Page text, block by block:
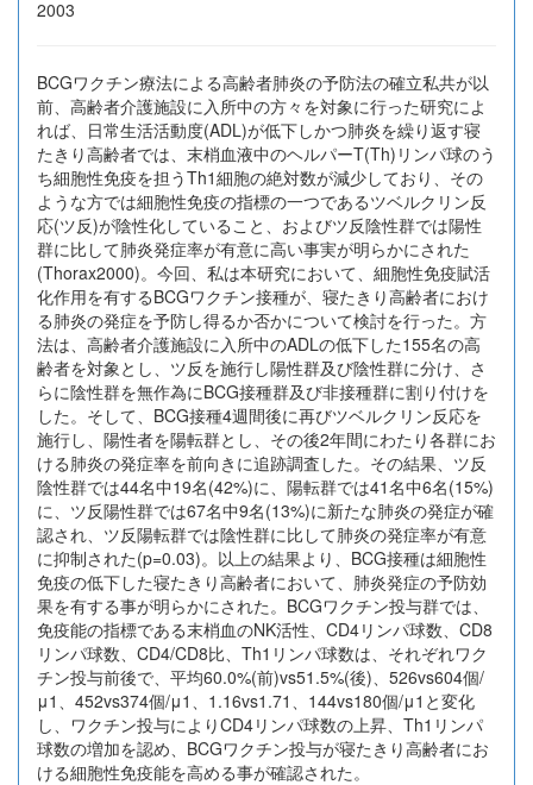
2003
BCGワクチン療法による高齢者肺炎の予防法の確立私共が以
前、高齢者介護施設に入所中の方々を対象に行った研究によ
れば、日常生活活動度(ADL)が低下しかつ肺炎を繰り返す寝
たきり高齢者では、末梢血液中のヘルパーT(Th)リンパ球のう
ち細胞性免疫を担うTh1細胞の絶対数が減少しており、その
ような方では細胞性免疫の指標の一つであるツベルクリン反
応(ツ反)が陰性化していること、およびツ反陰性群では陽性
群に比して肺炎発症率が有意に高い事実が明らかにされた
(Thorax2000)。今回、私は本研究において、細胞性免疫賦活
化作用を有するBCGワクチン接種が、寝たきり高齢者におけ
る肺炎の発症を予防し得るか否かについて検討を行った。方
法は、高齢者介護施設に入所中のADLの低下した155名の高
齢者を対象とし、ツ反を施行し陽性群及び陰性群に分け、さ
らに陰性群を無作為にBCG接種群及び非接種群に割り付けを
した。そして、BCG接種4週間後に再びツベルクリン反応を
施行し、陽性者を陽転群とし、その後2年間にわたり各群にお
ける肺炎の発症率を前向きに追跡調査した。その結果、ツ反
陰性群では44名中19名(42%)に、陽転群では41名中6名(15%)
に、ツ反陽性群では67名中9名(13%)に新たな肺炎の発症が確
認され、ツ反陽転群では陰性群に比して肺炎の発症率が有意
に抑制された(p=0.03)。以上の結果より、BCG接種は細胞性
免疫の低下した寝たきり高齢者において、肺炎発症の予防効
果を有する事が明らかにされた。BCGワクチン投与群では、
免疫能の指標である末梢血のNK活性、CD4リンパ球数、CD8
リンパ球数、CD4/CD8比、Th1リンパ球数は、それぞれワク
チン投与前後で、平均60.0%(前)vs51.5%(後)、526vs604個/
μ1、452vs374個/μ1、1.16vs1.71、144vs180個/μ1と変化
し、ワクチン投与によりCD4リンパ球数の上昇、Th1リンパ
球数の増加を認め、BCGワクチン投与が寝たきり高齢者にお
ける細胞性免疫能を高める事が確認された。